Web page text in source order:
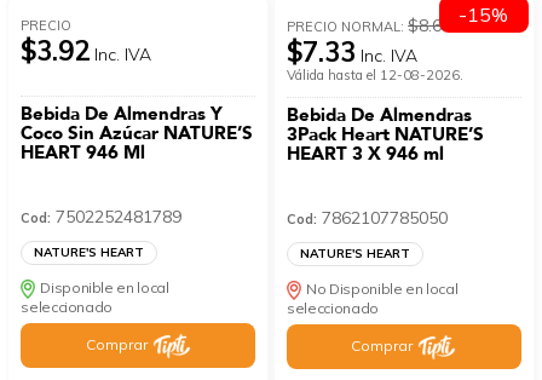
PRECIO
$3.92 Inc. IVA
Bebida De Almendras Y
Coco Sin Azúcar NATURE’S
HEART 946 Ml
Cod: 7502252481789
NATURE'S HEART
Disponible en local
seleccionado
Comprar
PRECIO NORMAL:$8.61
$7.33 Inc. IVA
Válida hasta el 12-08-2026.
Bebida De Almendras
3Pack Heart NATURE’S
HEART 3 X 946 ml
Cod: 7862107785050
NATURE'S HEART
No Disponible en local
seleccionado
Comprar
-15%